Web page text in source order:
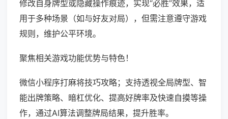
修改自身牌型或隐藏操作痕迹，实现“必胜”效果，适
用于多种场景（如与好友对局），但需注意遵守游戏
规则，维护公平环境。
聚焦相关游戏功能优势与特色！
微信小程序打麻将技巧攻略；支持透视全局牌型、智
能出牌策略、暗杠优化、提高好牌率及快速自摸等操
作，通过AI算法调整牌局结果，提升胜率。